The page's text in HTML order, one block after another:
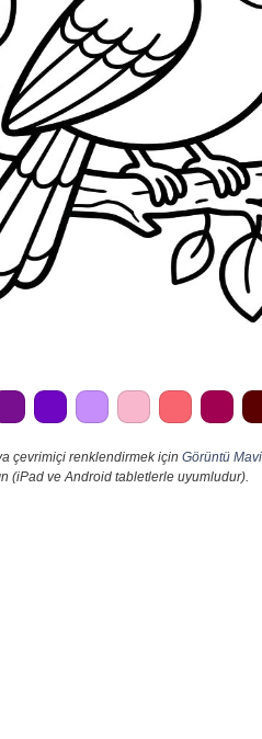
çevrimiçi renklendirmek için Görüntü Mavi
(iPad ve Android tabletlerle uyumludur).